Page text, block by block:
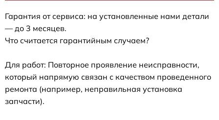
Гарантия от сервиса: на установленные нами детали
— до 3 месяцев.
Что считается гарантийным случаем?
Для работ: Повторное проявление неисправности,
который напрямую связан с качеством проведенного
ремонта (например, неправильная установка
запчасти).